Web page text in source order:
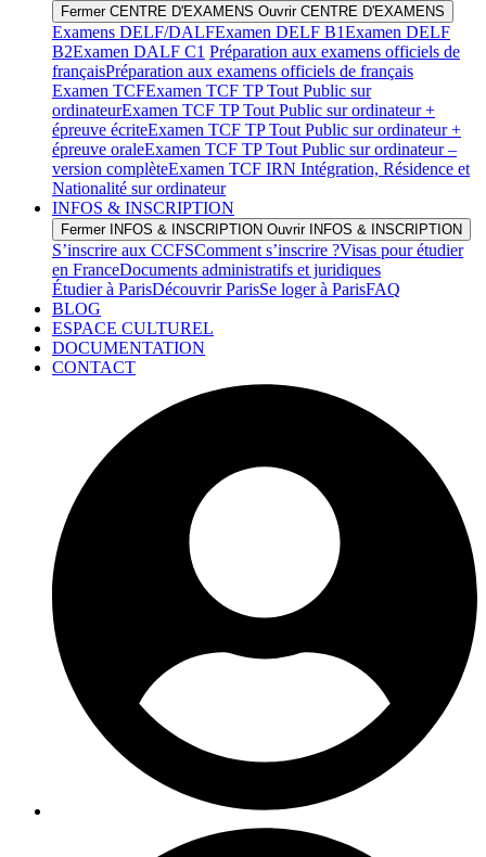
Fermer CENTRE D'EXAMENS Ouvrir CENTRE D'EXAMENS
Examens DELF/DALFExamen DELF B1Examen DELF
B2Examen DALF C1 Préparation aux examens officiels de
françaisPréparation aux examens officiels de français
Examen TCFExamen TCF TP Tout Public sur
ordinateurExamen TCF TP Tout Public sur ordinateur +
épreuve écriteExamen TCF TP Tout Public sur ordinateur +
épreuve oraleExamen TCF TP Tout Public sur ordinateur –
version complèteExamen TCF IRN Intégration, Résidence et
Nationalité sur ordinateur
INFOS & INSCRIPTION
Fermer INFOS & INSCRIPTION Ouvrir INFOS & INSCRIPTION
S’inscrire aux CCFSComment s’inscrire ?Visas pour étudier
en FranceDocuments administratifs et juridiques
Étudier à ParisDécouvrir ParisSe loger à ParisFAQ
BLOG
ESPACE CULTUREL
DOCUMENTATION
CONTACT